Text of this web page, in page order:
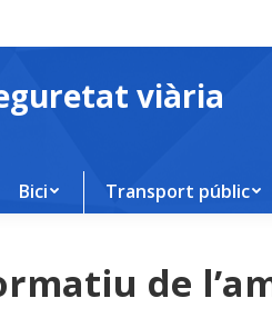
viària
Bici Transport públic
de